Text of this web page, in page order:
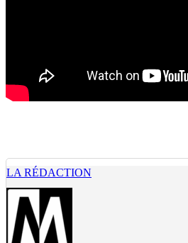
LA RÉDACTION